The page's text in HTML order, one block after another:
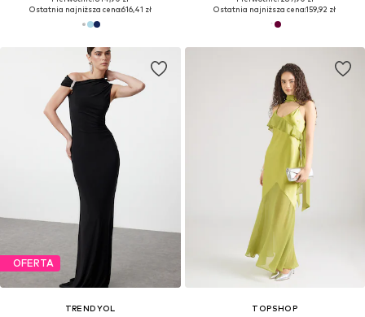
Ostatnia najniższa cena:616,41 zł
Ostatnia najniższa cena:159,92 zł
OFERTA
TRENDYOL
TOPSHOP